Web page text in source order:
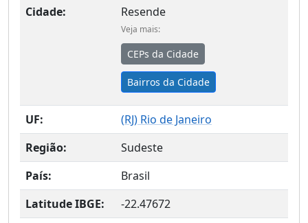
Cidade:
Resende
Veja mais:
CEPs da Cidade
Bairros da Cidade
UF: (RJ) Rio de Janeiro
Região:
Sudeste
País:
Brasil
Latitude IBGE:
-22.47672